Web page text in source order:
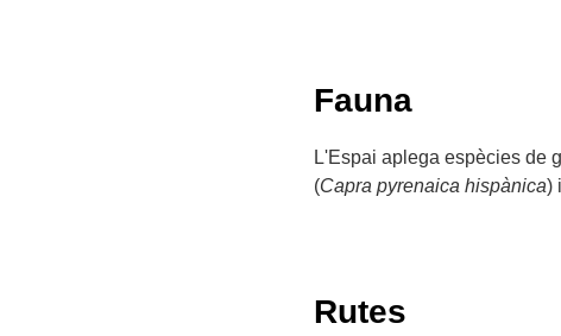
Fauna
L'Espai aplega espècies de
(Capra pyrenaica hispànica)
Rutes